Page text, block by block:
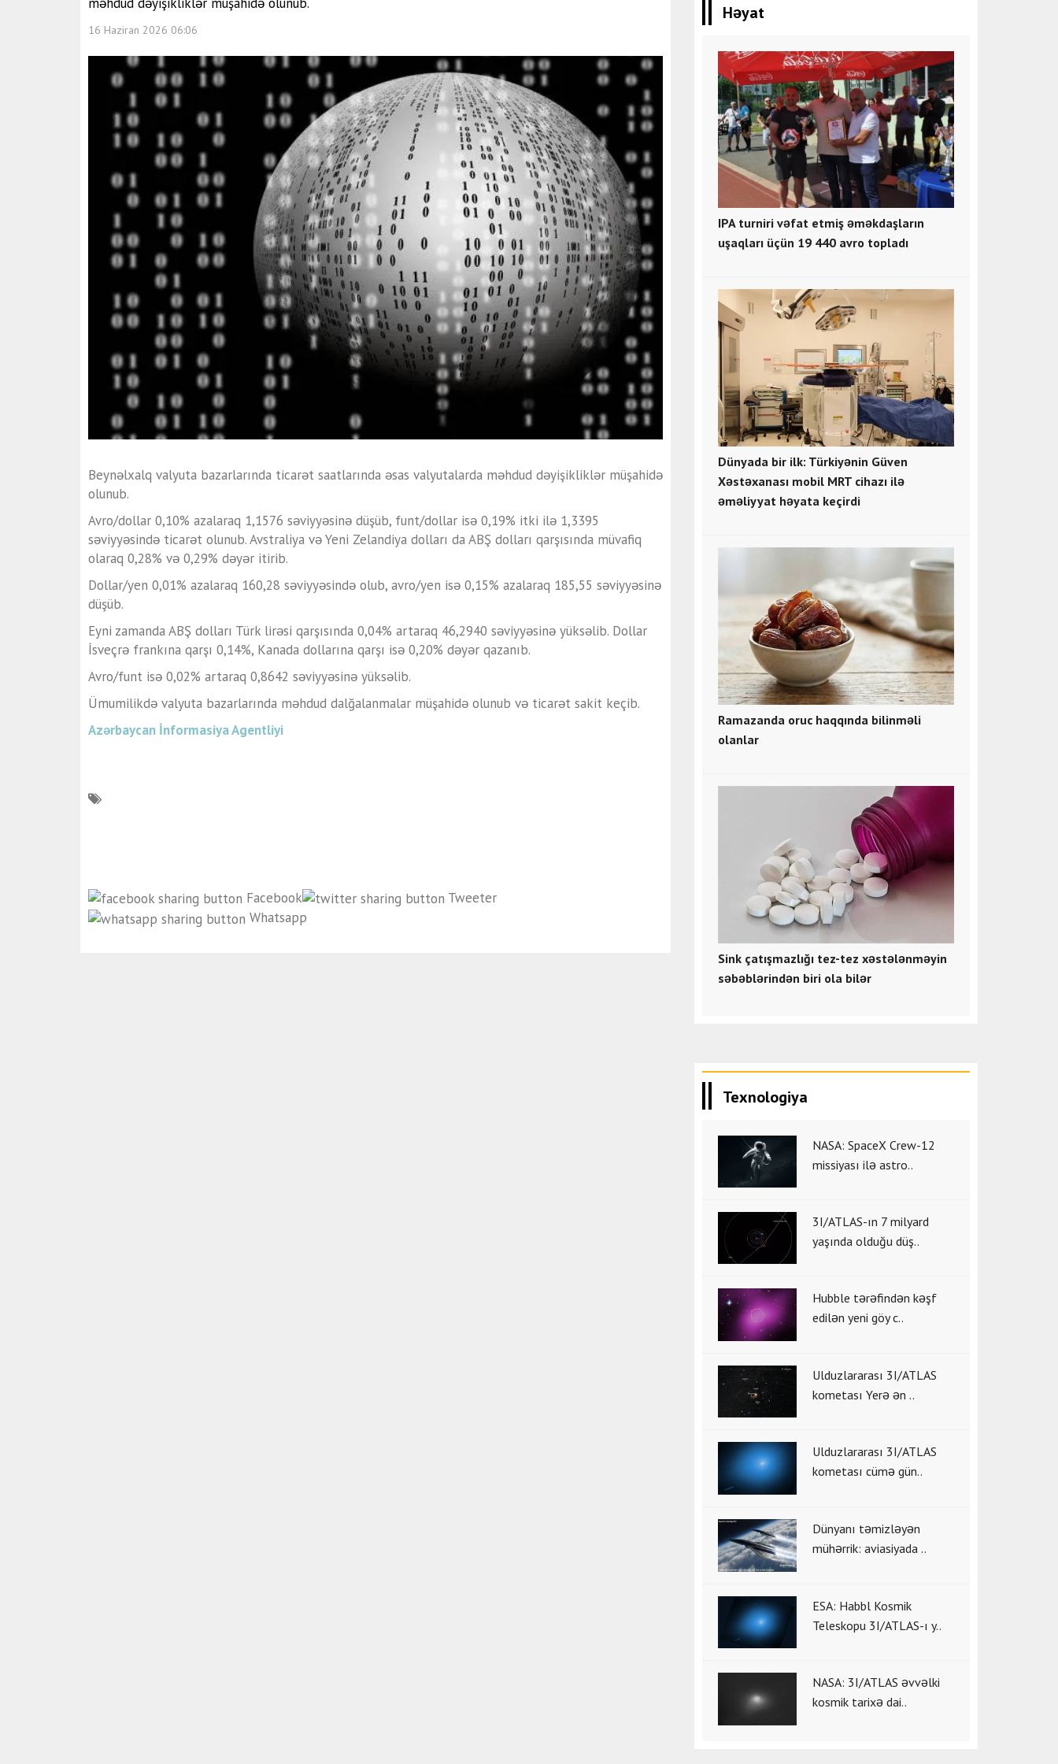
16 Haziran 2026 06:06
Beynəlxalq valyuta bazarlarında ticarət saatlarında əsas valyutalarda məhdud dəyişikliklər müşahidə
olunub.
Avro/dollar 0,10% azalaraq 1,1576 səviyyəsinə düşüb, funt/dollar isə 0,19% itki ilə 1,3395
səviyyəsində ticarət olunub. Avstraliya və Yeni Zelandiya dolları da ABŞ dolları qarşısında müvafiq
olaraq 0,28% və 0,29% dəyər itirib.
Dollar/yen 0,01% azalaraq 160,28 səviyyəsində olub, avro/yen isə 0,15% azalaraq 185,55 səviyyəsinə
düşüb.
Eyni zamanda ABŞ dolları Türk lirəsi qarşısında 0,04% artaraq 46,2940 səviyyəsinə yüksəlib. Dollar
İsveçrə frankına qarşı 0,14%, Kanada dollarına qarşı isə 0,20% dəyər qazanıb.
Avro/funt isə 0,02% artaraq 0,8642 səviyyəsinə yüksəlib.
Ümumilikdə valyuta bazarlarında məhdud dalğalanmalar müşahidə olunub və ticarət sakit keçib.
Azərbaycan İnformasiya Agentliyi
Facebook
Tweeter
Whatsapp
Həyat
IPA turniri vəfat etmiş əməkdaşların
uşaqları üçün 19 440 avro topladı
Dünyada bir ilk: Türkiyənin Güven
Xəstəxanası mobil MRT cihazı ilə
əməliyyat həyata keçirdi
Ramazanda oruc haqqında bilinməli
olanlar
Sink çatışmazlığı tez-tez xəstələnməyin
səbəblərindən biri ola bilər
Texnologiya
NASA: SpaceX Crew-12
missiyası ilə astro..
3I/ATLAS-ın 7 milyard
yaşında olduğu düş..
Hubble tərəfindən kəşf
edilən yeni göy c..
Ulduzlararası 3I/ATLAS
kometası Yerə ən ..
Ulduzlararası 3I/ATLAS
kometası cümə gün..
Dünyanı təmizləyən
mühərrik: aviasiyada ..
ESA: Habbl Kosmik
Teleskopu 3I/ATLAS-ı y..
NASA: 3I/ATLAS əvvəlki
kosmik tarixə dai..